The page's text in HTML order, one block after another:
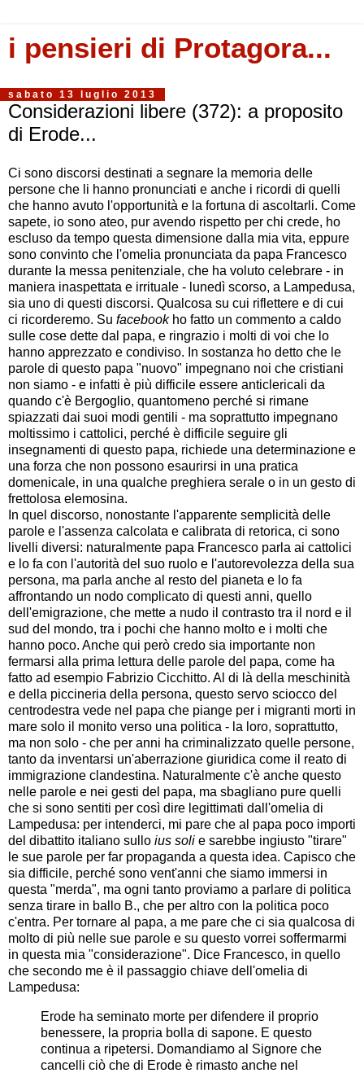
i pensieri di Protagora...
sabato 13 luglio 2013
Considerazioni libere (372): a proposito
di Erode...
Ci sono discorsi destinati a segnare la memoria delle
persone che li hanno pronunciati e anche i ricordi di quelli
che hanno avuto l'opportunità e la fortuna di ascoltarli. Come
sapete, io sono ateo, pur avendo rispetto per chi crede, ho
escluso da tempo questa dimensione dalla mia vita, eppure
sono convinto che l'omelia pronunciata da papa Francesco
durante la messa penitenziale, che ha voluto celebrare - in
maniera inaspettata e irrituale - lunedì scorso, a Lampedusa,
sia uno di questi discorsi. Qualcosa su cui riflettere e di cui
ci ricorderemo. Su facebookho fatto un commento a caldo
sulle cose dette dal papa, e ringrazio i molti di voi che lo
hanno apprezzato e condiviso. In sostanza ho detto che le
parole di questo papa "nuovo" impegnano noi che cristiani
non siamo - e infatti è più difficile essere anticlericali da
quando c'è Bergoglio, quantomeno perché si rimane
spiazzati dai suoi modi gentili - ma soprattutto impegnano
moltissimo i cattolici, perché è difficile seguire gli
insegnamenti di questo papa, richiede una determinazione e
una forza che non possono esaurirsi in una pratica
domenicale, in una qualche preghiera serale o in un gesto di
frettolosa elemosina.
In quel discorso, nonostante l'apparente semplicità delle
parole e l'assenza calcolata e calibrata di retorica, ci sono
livelli diversi: naturalmente papa Francesco parla ai cattolici
e lo fa con l'autorità del suo ruolo e l'autorevolezza della sua
persona, ma parla anche al resto del pianeta e lo fa
affrontando un nodo complicato di questi anni, quello
dell'emigrazione, che mette a nudo il contrasto tra il nord e il
sud del mondo, tra i pochi che hanno molto e i molti che
hanno poco. Anche qui però credo sia importante non
fermarsi alla prima lettura delle parole del papa, come ha
fatto ad esempio Fabrizio Cicchitto. Al di là della meschinità
e della piccineria della persona, questo servo sciocco del
centrodestra vede nel papa che piange per i migranti morti in
mare solo il monito verso una politica - la loro, soprattutto,
ma non solo - che per anni ha criminalizzato quelle persone,
tanto da inventarsi un'aberrazione giuridica come il reato di
immigrazione clandestina. Naturalmente c'è anche questo
nelle parole e nei gesti del papa, ma sbagliano pure quelli
che si sono sentiti per così dire legittimati dall'omelia di
Lampedusa: per intenderci, mi pare che al papa poco importi
del dibattito italiano sullo ius soli e sarebbe ingiusto "tirare"
le sue parole per far propaganda a questa idea. Capisco che
sia difficile, perché sono vent'anni che siamo immersi in
questa "merda", ma ogni tanto proviamo a parlare di politica
senza tirare in ballo B., che per altro con la politica poco
c'entra. Per tornare al papa, a me pare che ci sia qualcosa di
molto di più nelle sue parole e su questo vorrei soffermarmi
in questa mia "considerazione". Dice Francesco, in quello
che secondo me è il passaggio chiave dell'omelia di
Lampedusa:
Erode ha seminato morte per difendere il proprio
benessere, la propria bolla di sapone. E questo
continua a ripetersi. Domandiamo al Signore che
cancelli ciò che di Erode è rimasto anche nel